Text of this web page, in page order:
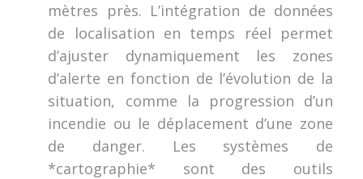
mètres près. L’intégration de données
de localisation en temps réel permet
d’ajuster dynamiquement les zones
d’alerte en fonction de l’évolution de la
situation, comme la progression d’un
incendie ou le déplacement d’une zone
de danger. Les systèmes de
*cartographie* sont des outils